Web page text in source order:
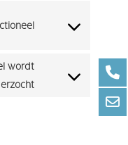
service
Consent
service
wordt
Consent